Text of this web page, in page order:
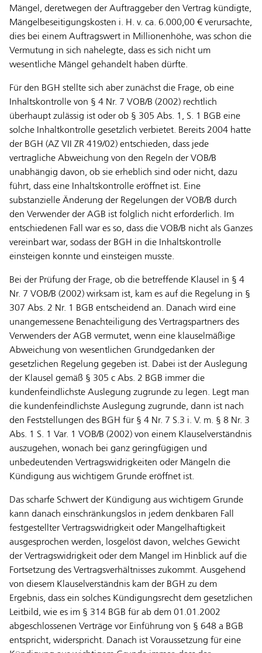
Mängel, deretwegen der Auftraggeber den Vertrag kündigte,
Mängelbeseitigungskosten i. H. v. ca. 6.000,00 € verursachte,
dies bei einem Auftragswert in Millionenhöhe, was schon die
Vermutung in sich nahelegte, dass es sich nicht um
wesentliche Mängel gehandelt haben dürfte.
Für den BGH stellte sich aber zunächst die Frage, ob eine
Inhaltskontrolle von § 4 Nr. 7 VOB/B (2002) rechtlich
überhaupt zulässig ist oder ob § 305 Abs. 1, S. 1 BGB eine
solche Inhaltkontrolle gesetzlich verbietet. Bereits 2004 hatte
der BGH (AZ VII ZR 419/02) entschieden, dass jede
vertragliche Abweichung von den Regeln der VOB/B
unabhängig davon, ob sie erheblich sind oder nicht, dazu
führt, dass eine Inhaltskontrolle eröffnet ist. Eine
substanzielle Änderung der Regelungen der VOB/B durch
den Verwender der AGB ist folglich nicht erforderlich. Im
entschiedenen Fall war es so, dass die VOB/B nicht als Ganzes
vereinbart war, sodass der BGH in die Inhaltskontrolle
einsteigen konnte und einsteigen musste.
Bei der Prüfung der Frage, ob die betreffende Klausel in § 4
Nr. 7 VOB/B (2002) wirksam ist, kam es auf die Regelung in §
307 Abs. 2 Nr. 1 BGB entscheidend an. Danach wird eine
unangemessene Benachteiligung des Vertragspartners des
Verwenders der AGB vermutet, wenn eine klauselmäßige
Abweichung von wesentlichen Grundgedanken der
gesetzlichen Regelung gegeben ist. Dabei ist der Auslegung
der Klausel gemäß § 305 c Abs. 2 BGB immer die
kundenfeindlichste Auslegung zugrunde zu legen. Legt man
die kundenfeindlichste Auslegung zugrunde, dann ist nach
den Feststellungen des BGH für § 4 Nr. 7 S.3 i. V. m. § 8 Nr. 3
Abs. 1 S. 1 Var. 1 VOB/B (2002) von einem Klauselverständnis
auszugehen, wonach bei ganz geringfügigen und
unbedeutenden Vertragswidrigkeiten oder Mängeln die
Kündigung aus wichtigem Grunde eröffnet ist.
Das scharfe Schwert der Kündigung aus wichtigem Grunde
kann danach einschränkungslos in jedem denkbaren Fall
festgestellter Vertragswidrigkeit oder Mangelhaftigkeit
ausgesprochen werden, losgelöst davon, welches Gewicht
der Vertragswidrigkeit oder dem Mangel im Hinblick auf die
Fortsetzung des Vertragsverhältnisses zukommt. Ausgehend
von diesem Klauselverständnis kam der BGH zu dem
Ergebnis, dass ein solches Kündigungsrecht dem gesetzlichen
Leitbild, wie es im § 314 BGB für ab dem 01.01.2002
abgeschlossenen Verträge vor Einführung von § 648 a BGB
entspricht, widerspricht. Danach ist Voraussetzung für eine